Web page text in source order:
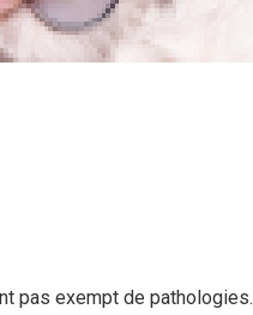
pas exempt de pathologies.